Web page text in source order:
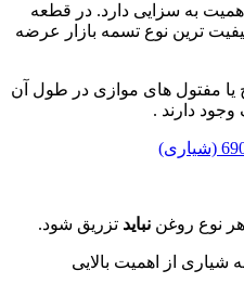
به سزایی دارد. در قطعه
ترین نوع تسمه بازار عرضه
یا مفتول های موازی در طول آن
دارند .
نوع روغن نباید تزریق شود.
از اهمیت بالایی